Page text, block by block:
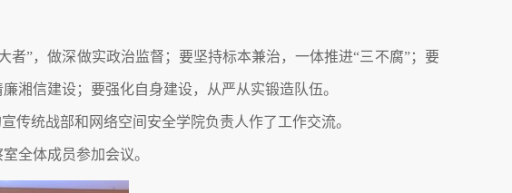
”，做深做实政治监督；要坚持标本兼治，一体推进“三不腐”；要
湘信建设；要强化自身建设，从严从实锻造队伍。
传统战部和网络空间安全学院负责人作了工作交流。
全体成员参加会议。